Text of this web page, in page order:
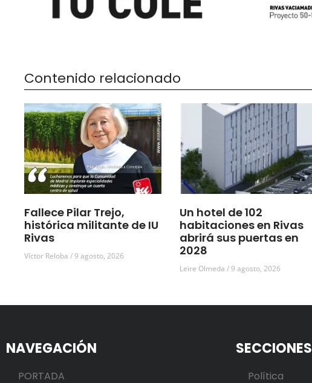
Contenido relacionado
Fallece Pilar Trejo,
histórica militante de IU
Rivas
Víctor Reloba 9 agosto, 2026
Un hotel de 102
habitaciones en Rivas
abrirá sus puertas en
2028
Leire Olmeda 9 agosto, 2026
NAVEGACIÓN
PORTADA
SECCIONES
Política